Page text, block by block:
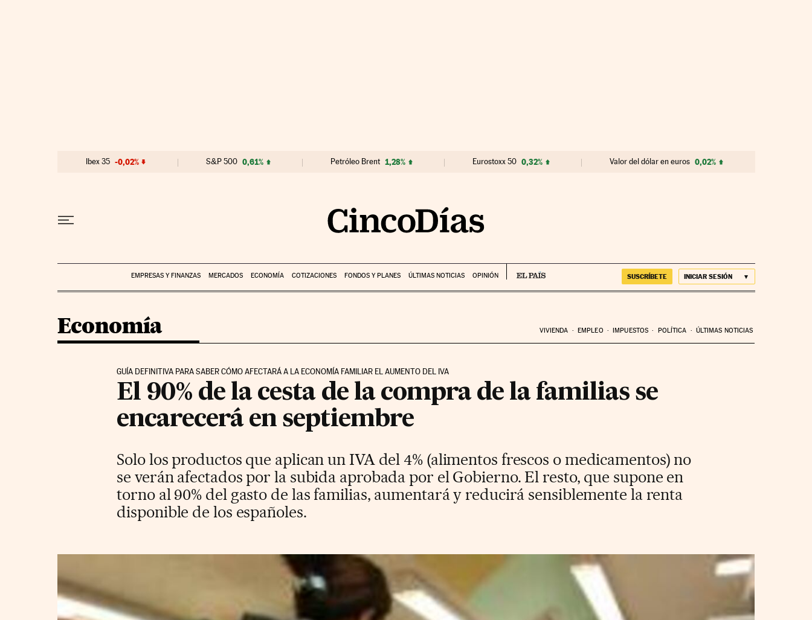
Ibex 35 -0,02% S&P 500 0,61% Petróleo Brent 1,28% Eurostoxx 50 0,32% Valor del dólar en euros 0,02%
EMPRESAS Y FINANZAS MERCADOS ECONOMÍA COTIZACIONES FONDOS Y PLANES ÚLTIMAS NOTICIAS OPINIÓN SUSCRÍBETE INICIAR SESIÓN
Economía VIVIENDA EMPLEO IMPUESTOS POLÍTICA ÚLTIMAS NOTICIAS
GUÍA DEFINITIVA PARA SABER CÓMO AFECTARÁ A LA ECONOMÍA FAMILIAR EL AUMENTO DEL IVA
El 90% de la cesta de la compra de la familias se
encarecerá en septiembre
Solo los productos que aplican un IVA del 4% (alimentos frescos o medicamentos) no
se verán afectados por la subida aprobada por el Gobierno. El resto, que supone en
torno al 90% del gasto de las familias, aumentará y reducirá sensiblemente la renta
disponible de los españoles.